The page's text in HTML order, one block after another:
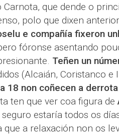
Carnota, que dende o
polo que dixen
e compañía fixeron
fóronse asentando
Teñen un
(Alcaián, Coristanco
18 non coñecen a derrota
ten que ver coa figura de
estaría todos os
que a relaxación non os